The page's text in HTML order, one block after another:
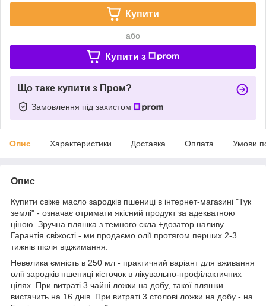
Купити
або
Купити з
Що таке купити з Пром?
Замовлення під захистом
Опис Характеристики Доставка Оплата Умови
Опис
Купити свіже масло зародків пшениці в інтернет-магазині "Тук
землі" - означає отримати якісний продукт за адекватною
ціною. Зручна пляшка з темного скла +дозатор наливу.
Гарантія свіжості - ми продаємо олії протягом перших 2-3
тижнів після віджимання.
Невелика ємність в 250 мл - практичний варіант для вживання
олії зародків пшениці кісточок в лікувально-профілактичних
цілях. При витраті 3 чайні ложки на добу, такої пляшки
вистачить на 16 днів. При витраті 3 столові ложки на добу - на